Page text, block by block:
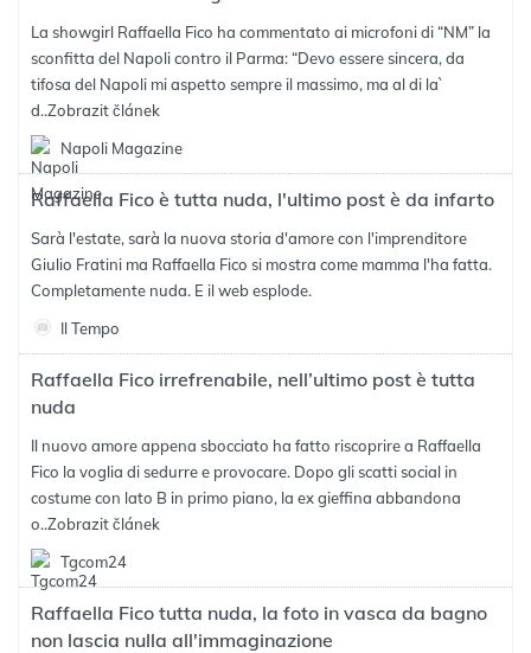
La showgirl Raffaella Fico ha commentato ai microfoni di “NM” la
sconfitta del Napoli contro il Parma: “Devo essere sincera, da
tifosa del Napoli mi aspetto sempre il massimo, ma al di la`
d..Zobrazit článek
Napoli Magazine
Raffaella Fico è tutta nuda, l'ultimo post è da infarto
Sarà l'estate, sarà la nuova storia d'amore con l'imprenditore
Giulio Fratini ma Raffaella Fico si mostra come mamma l'ha fatta.
Completamente nuda. E il web esplode.
Il Tempo
Raffaella Fico irrefrenabile, nell’ultimo post è tutta
nuda
Il nuovo amore appena sbocciato ha fatto riscoprire a Raffaella
Fico la voglia di sedurre e provocare. Dopo gli scatti social in
costume con lato B in primo piano, la ex gieffina abbandona
o..Zobrazit článek
Tgcom24
Raffaella Fico tutta nuda, la foto in vasca da bagno
non lascia nulla all'immaginazione